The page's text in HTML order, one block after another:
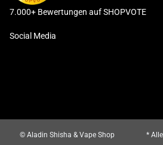
7.000+ Bewertungen auf SHOPVOTE
Social Media
© Aladin Shisha & Vape Shop
*